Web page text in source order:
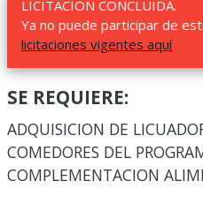
LICITACIÓN CONCLUIDA.
Ya no puede participar de
licitaciones vigentes aquí
SE REQUIERE:
ADQUISICION DE
COMEDORES DEL
COMPLEMENTACION